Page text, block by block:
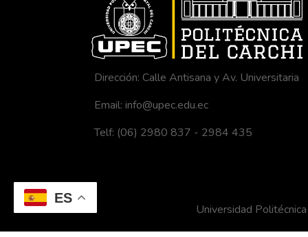
ES
Dirección: Calle Antisana y Av. Universitaria
Email: info@upec.edu.ec
Telf: (06) 2980 837 - 2984 435
Universidad